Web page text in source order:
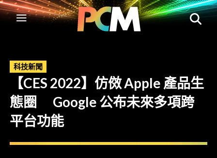
科技新聞
【CES 2022】仿傚 Apple 產品生
態圈 Google 公布未來多項跨
平台功能